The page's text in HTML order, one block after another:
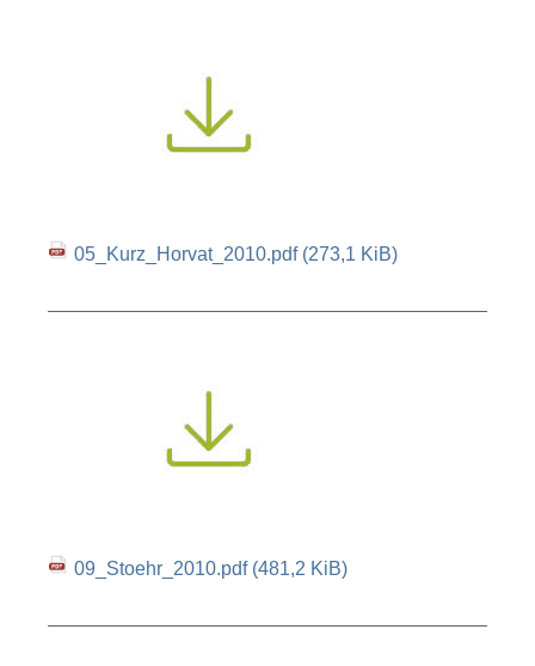
05_Kurz_Horvat_2010.pdf (273,1 KiB)
09_Stoehr_2010.pdf (481,2 KiB)